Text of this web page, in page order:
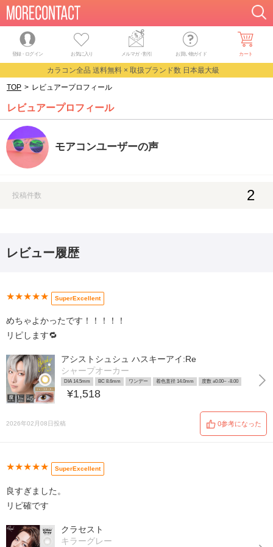
登録・ログイン お気に入り メルマガ・割引 お買い物ガイド カート
カラコン全品 送料無料 × 取扱ブランド数 日本最大級
TOP > レビュアープロフィール
レビュアープロフィール
モアコンユーザーの声
投稿件数 2
レビュー履歴
★★★★★ SuperExcellent
めちゃよかったです！！！！！
リピします🔁
アシストシュシュ ハスキーアイ:Re
シャープオーカー
DIA 14.5mm BC 8.6mm ワンデー 着色直径 14.0mm 度数 ±0.00~ -8.00
¥1,518
2026年02月08日投稿 0参考になった
★★★★★ SuperExcellent
良すぎました。
リピ確です
クラセスト
キラーグレー